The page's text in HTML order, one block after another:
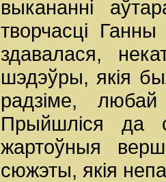
выкананні
творчасці
здавалася,
шэдэўры, якія
радзіме,
Прыйшліся да
жартоўныя
сюжэты, якія